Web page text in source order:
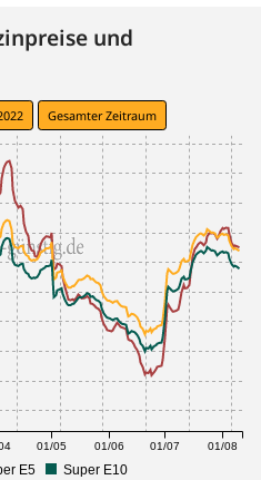
und
Gesamter Zeitraum
01/05 01/06 01/07 01/08
E5 Super E10